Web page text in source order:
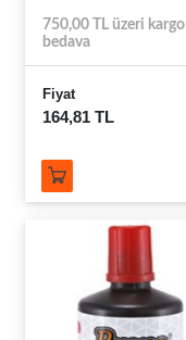
750,00 TL üzeri kargo
bedava
Fiyat
164,81 TL